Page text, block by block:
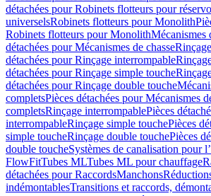
détachées pour Robinets flotteurs pour
universelsRobinets flotteurs pour Monolith
Robinets flotteurs pour MonolithMécanismes
détachées pour Mécanismes de chasse
détachées pour Rinçage interrompable
détachées pour Rinçage simple touche
détachées pour Rinçage double touche
completsPièces détachées pour Mécanismes
completsRinçage interrompablePièces
interrompableRinçage simple touchePièces
simple toucheRinçage double touchePièces
double toucheSystèmes de canalisation pour
FlowFitTubes MLTubes ML pour chauffage
détachées pour RaccordsManchons
indémontablesTransitions et raccords,